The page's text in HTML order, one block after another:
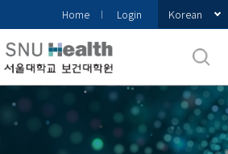
Home Login Korean